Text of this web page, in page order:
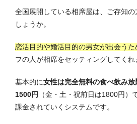
全国展開している相席屋は、ご存知
しょうか。
恋活目的や婚活目的の男女が出会うた
フの人が相席をセッティングしてくれ
基本的に女性は完全無料の食べ飲み
1500円
（金・土・祝前日は1800円）
課金されていくシステムです。